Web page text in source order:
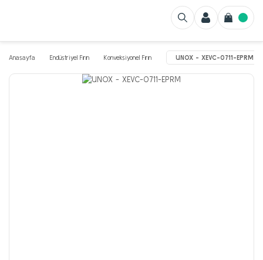
Anasayfa Endüstriyel Fırın Konveksiyonel Fırın UNOX - XEVC-0711-EPRM